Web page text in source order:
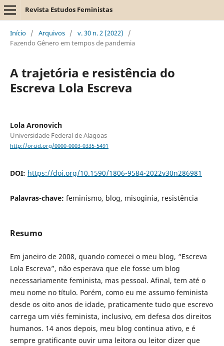
Revista Estudos Feministas
Início / Arquivos / v. 30 n. 2 (2022)
/
Fazendo Gênero em tempos de pandemia
A trajetória e resistência do
Escreva Lola Escreva
Lola Aronovich
Universidade Federal de Alagoas
http://orcid.org/0000-0003-0335-5491
DOI: https://doi.org/10.1590/1806-9584-2022v30n286981
Palavras-chave: feminismo, blog, misoginia, resistência
Resumo
Em janeiro de 2008, quando comecei o meu blog, “Escreva
Lola Escreva”, não esperava que ele fosse um blog
necessariamente feminista, mas pessoal. Afinal, tem até o
meu nome no título. Porém, como eu me assumo feminista
desde os oito anos de idade, praticamente tudo que escrevo
carrega um viés feminista, inclusivo, em defesa dos direitos
humanos. 14 anos depois, meu blog continua ativo, e é
sempre gratificante ouvir uma leitora ou leitor dizer que